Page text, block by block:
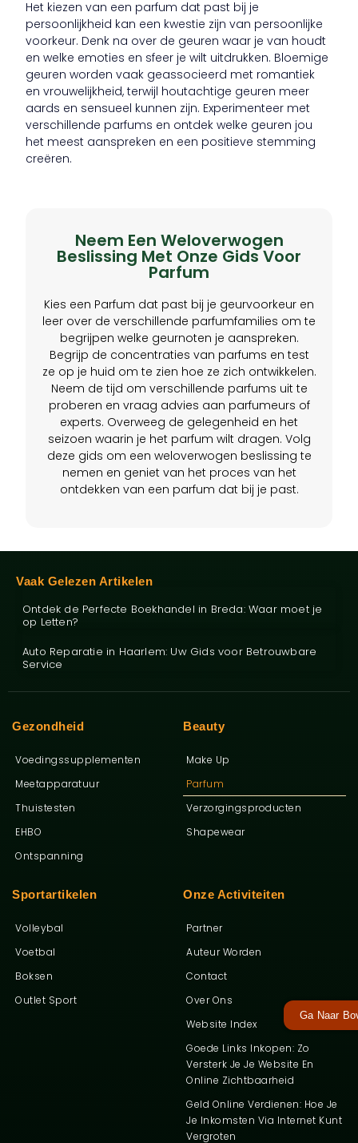
Ga Naar
Het kiezen van een parfum dat past bij je
persoonlijkheid kan een kwestie zijn van persoonlijke
voorkeur. Denk na over de geuren waar je van houdt
en welke emoties en sfeer je wilt uitdrukken. Bloemige
geuren worden vaak geassocieerd met romantiek
en vrouwelijkheid, terwijl houtachtige geuren meer
aards en sensueel kunnen zijn. Experimenteer met
verschillende parfums en ontdek welke geuren jou
het meest aanspreken en een positieve stemming
creëren.
Neem Een Weloverwogen
Beslissing Met Onze Gids Voor
Parfum
Kies een Parfum dat past bij je geurvoorkeur en
leer over de verschillende parfumfamilies om te
begrijpen welke geurnoten je aanspreken.
Begrijp de concentraties van parfums en test
ze op je huid om te zien hoe ze zich ontwikkelen.
Neem de tijd om verschillende parfums uit te
proberen en vraag advies aan parfumeurs of
experts. Overweeg de gelegenheid en het
seizoen waarin je het parfum wilt dragen. Volg
deze gids om een weloverwogen beslissing te
nemen en geniet van het proces van het
ontdekken van een parfum dat bij je past.
Onze Activiteiten
Partner
Auteur Worden
Contact
Over Ons
Website Index
Goede Links Inkopen: Zo
Versterk Je Je Website En
Online Zichtbaarheid
Geld Online Verdienen: Hoe Je
Je Inkomsten Via Internet Kunt
Vergroten
Sportartikelen
Volleybal
Voetbal
Boksen
Outlet Sport
Beauty
Make Up
Parfum
Verzorgingsproducten
Shapewear
Gezondheid
Voedingssupplementen
Meetapparatuur
Thuistesten
EHBO
Ontspanning
Vaak Gelezen Artikelen
Ontdek de Perfecte Boekhandel in Breda: Waar moet je
op Letten?
Auto Reparatie in Haarlem: Uw Gids voor Betrouwbare
Service